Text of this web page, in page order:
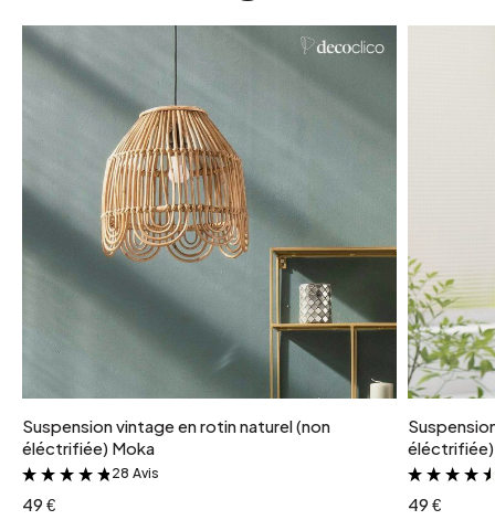
Suspension vintage en rotin naturel (non
éléctrifiée) Moka
&
28 Avis
49 €
éléctrifiée)
49 €